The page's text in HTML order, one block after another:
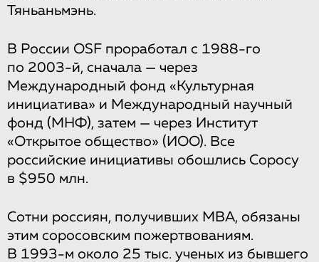
Тяньаньмэнь.
В России OSF проработал с 1988-го
по 2003-й, сначала — через
Международный фонд «Культурная
инициатива» и Международный научный
фонд (МНФ), затем — через Институт
«Открытое общество» (ИОО). Все
российские инициативы обошлись Соросу
в $950 млн.
Сотни россиян, получивших MBA, обязаны
этим соросовским пожертвованиям.
В 1993-м около 25 тыс. ученых из бывшего